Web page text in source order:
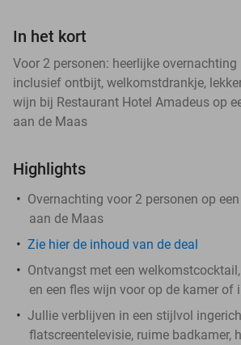
In het kort
Voor 2 personen: heerlijke
inclusief ontbijt, welkomstdrankje,
wijn bij Restaurant Hotel Amadeus op
aan de Maas
Highlights
Overnachting voor 2 personen op
aan de Maas
Zie hier de inhoud van de deal
Ontvangst met een
en een fles wijn voor op de kamer of
Jullie verblijven in een stijlvol
flatscreentelevisie, ruime badkamer,